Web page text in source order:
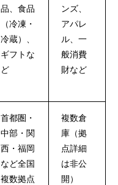
品、食品
（冷凍・
冷蔵）、
ギフトな
ど
ンズ、
アパレ
ル、一
般消費
財など
首都圏・
中部・関
西・福岡
など全国
複数拠点
複数倉
庫（拠
点詳細
は非公
開）